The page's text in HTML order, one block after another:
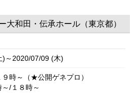
大和田・伝承ホール（東京都）
)～2020/07/09 (木)
９時～（★公開ゲネプロ）
/１８時～